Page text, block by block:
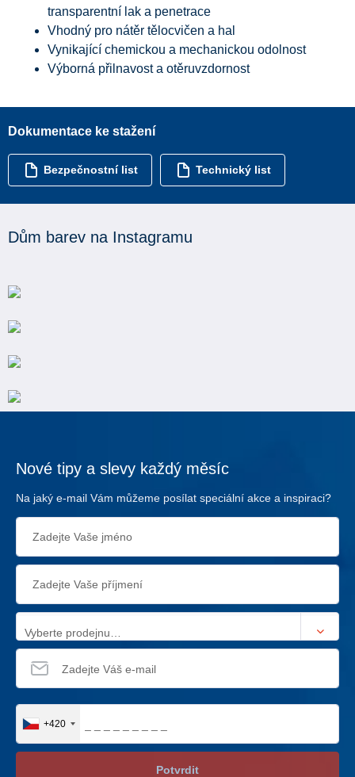
transparentní lak a penetrace
Vhodný pro nátěr tělocvičen a hal
Vynikající chemickou a mechanickou odolnost
Výborná přilnavost a otěruvzdornost
Dokumentace ke stažení
Bezpečnostní list Technický list
Dům barev na Instagramu
Nové tipy a slevy každý měsíc
Na jaký e-mail Vám můžeme posílat speciální akce a inspiraci?
Vyberte prodejnu…
+420
Potvrdit